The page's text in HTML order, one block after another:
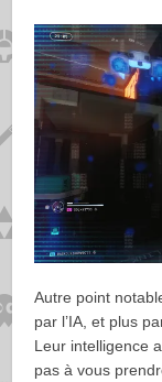
Autre point
par l’IA, et plus
Leur intelligence
pas à vous